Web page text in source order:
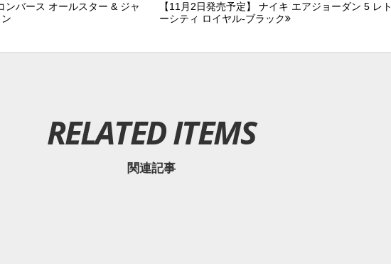
ンバース オールスター & ジャ
【11月2日発売予定】 ナイキ エアジョーダン 5 レ
ーシティ ロイヤル-ブラック
RELATED ITEMS
関連記事